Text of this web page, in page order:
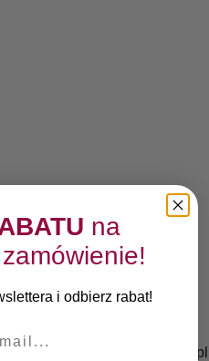
lampy UV LED. Nie
na
i odbierz rabat!